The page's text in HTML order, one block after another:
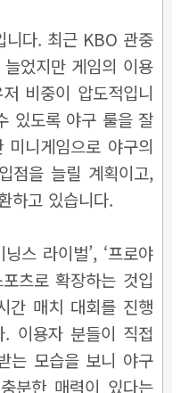
니다. 최근 KBO 관중
었지만 게임의 이용
비중이 압도적입니
있도록 야구 룰을 잘
니게임으로 야구의
점을 늘릴 계획이고,
하고 있습니다.
스 라이벌’, ‘프로야
츠로 확장하는 것입
간 매치 대회를 진행
. 이용자 분들이 직접
는 모습을 보니 야구
분한 매력이 있다는